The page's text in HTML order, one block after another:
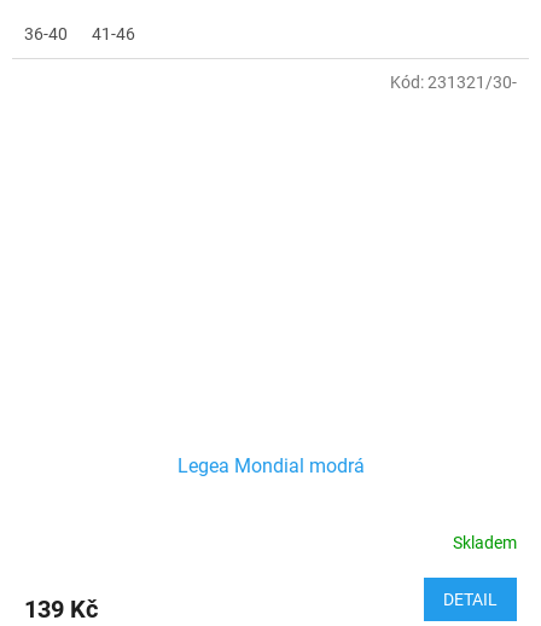
36-40 41-46
Legea Mondial modrá
Skladem
139 Kč DETAIL
Kód:231321/30-